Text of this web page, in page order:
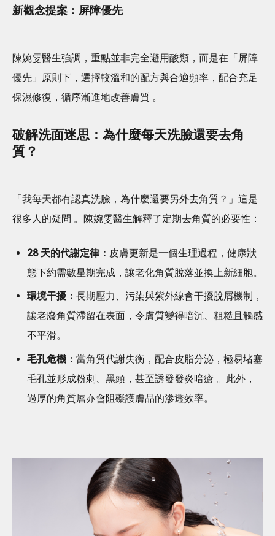
新觀念提案：屏障優先
陳婉雯醫生強調，重點並非完全避用酸類，而是在「屏障
優先」原則下，選擇較溫和的配方與合適頻率，配合充足
保濕修復，循序漸進地改善膚質 。
破解洗面迷思：為什麼每天洗臉還要去角
質？
「我每天都有認真洗臉，為什麼還要另外去角質？」這是
很多人的疑問 。陳婉雯醫生解釋了定期去角質的必要性：
28 天的代謝定律： 皮膚更新是一個生理過程，健康狀
態下約需數星期完成，讓老化角質脫落並換上新細胞。
環境干擾： 長期壓力、污染與紫外線會干擾脫屑機制，
讓老廢角質滯留在表面，令膚質變得暗沉、粗糙且觸感
不平滑。
毛孔危機： 當角質代謝失衡，配合皮脂分泌，極易堵塞
毛孔並形成粉刺、黑頭，甚至誘發發炎暗瘡 。此外，
過厚的角質層亦會阻礙護膚品的滲透效率。